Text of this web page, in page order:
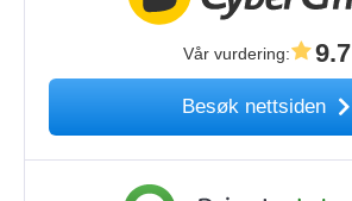
Vår vurdering: 9.7
Besøk nettsiden